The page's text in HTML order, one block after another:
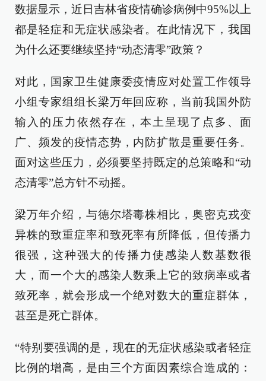
数据显示，近日吉林省疫情确诊病例中95%以上
都是轻症和无症状感染者。在此情况下，我国
为什么还要继续坚持“动态清零”政策？
对此，国家卫生健康委疫情应对处置工作领导
小组专家组组长梁万年回应称，当前我国外防
输入的压力依然存在，本土呈现了点多、面
广、频发的疫情态势，内防扩散是重要任务。
面对这些压力，必须要坚持既定的总策略和“动
态清零”总方针不动摇。
梁万年介绍，与德尔塔毒株相比，奥密克戎变
异株的致重症率和致死率有所降低，但传播力
很强，这种强大的传播力使感染人数基数很
大，而一个大的感染人数乘上它的致病率或者
致死率，就会形成一个绝对数大的重症群体，
甚至是死亡群体。
“特别要强调的是，现在的无症状感染或者轻症
比例的增高，是由三个方面因素综合造成的：